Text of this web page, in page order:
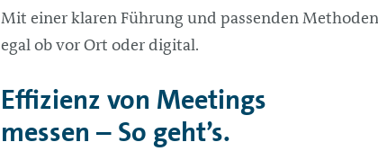
Mit einer klaren Führung und passenden
egal ob vor Ort oder digital.
Effizienz von Meetings
messen – So geht’s.